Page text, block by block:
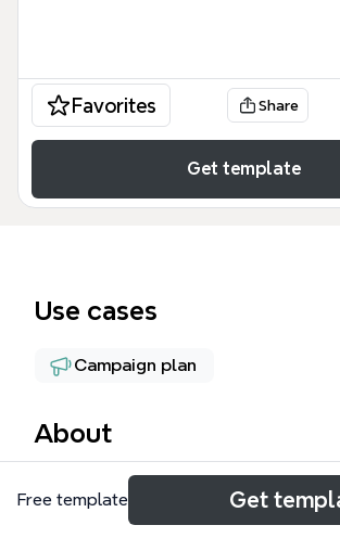
Favorites Share
Get template
Use cases
Campaign plan
About
La plantilla EmailMarketingPoint es un
de 82 nodos diseñado para
Free template Get